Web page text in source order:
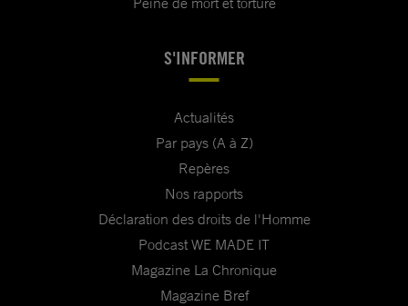
S'INFORMER
Actualités
Par pays (A à Z)
Repères
Nos rapports
Déclaration des droits de l'Homme
Podcast WE MADE IT
Magazine La Chronique
Magazine Bref